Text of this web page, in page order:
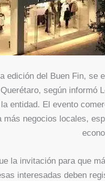
edición del Buen Fin, se
según informó
entidad. El evento
más negocios locales,
la invitación para que
interesadas deben